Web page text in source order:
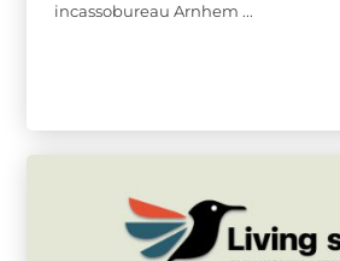
incassobureau Arnhem ...